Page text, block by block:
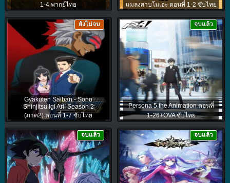
1-4 พากย์ไทย
แมลงสาบโมเอะ ตอนที่ 1-2 ซับไทย
Gyakuten Saiban - Sono
Shinjitsu Igi Ari! Season 2
(ภาค2) ตอนที่ 1-7 ซับไทย
ยังไม่จบ
Persona 5 the Animation ตอนที่
1-26+OVA ซับไทย
จบแล้ว
จบแล้ว จบแล้ว